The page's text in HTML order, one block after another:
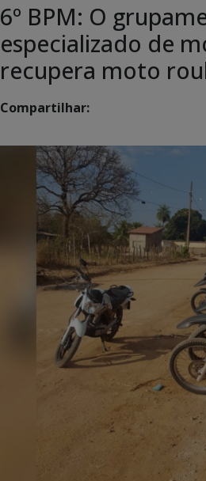
6º BPM: O
especializado de
recupera moto
Compartilhar: